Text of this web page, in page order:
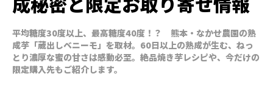
平均糖度30度以上、最高糖度40度！？ 熊本・なかせ農園の熟
成芋「蔵出しベニーモ」を取材。60日以上の熟成が生む、ねっ
とり濃厚な蜜の甘さは感動必至。絶品焼き芋レシピや、今だけの
限定購入先もご紹介します。